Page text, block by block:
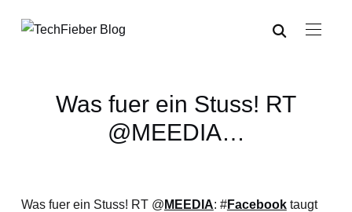
Was fuer ein Stuss! RT
@MEEDIA…
Was fuer ein Stuss! RT @ MEEDIA: #Facebooktaugt